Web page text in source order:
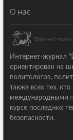
О нас
Интернет-журнал
ориентирован на
политологов,
также всех тех,
международными
курсе последних
безопасности.